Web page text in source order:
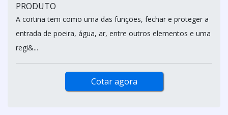
PRODUTO
A cortina tem como uma das funções, fechar e proteger a
entrada de poeira, água, ar, entre outros elementos e uma
regi&...
Cotar agora